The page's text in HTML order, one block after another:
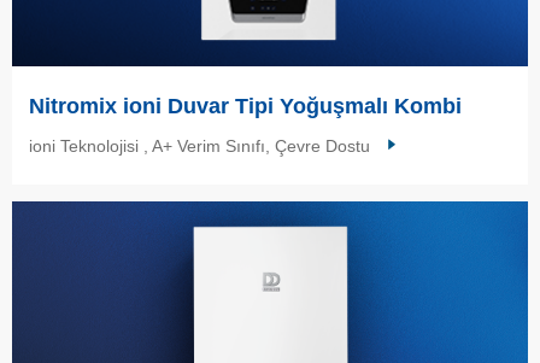
Nitromix ioni Duvar Tipi Yoğuşmalı Kombi
ioni Teknolojisi , A+ Verim Sınıfı, Çevre Dostu